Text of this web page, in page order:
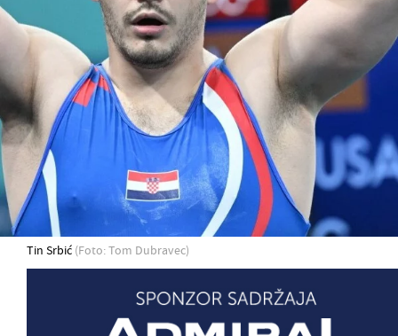
Tin Srbić (Foto: Tom Dubravec)